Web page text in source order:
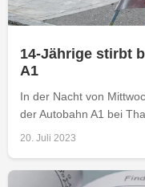
14-Jährige stirbt
A1
In der Nacht von
der Autobahn A1 bei
20. Juli 2023